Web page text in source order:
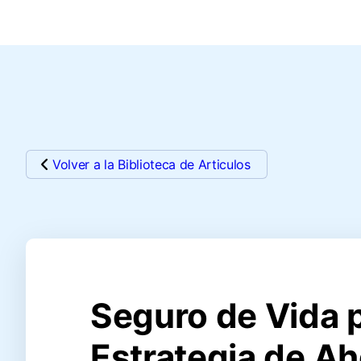
Volver a la Biblioteca de Articulos
Seguro de Vida